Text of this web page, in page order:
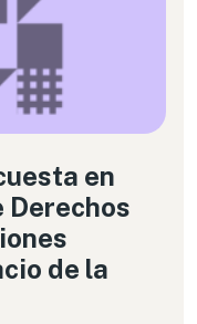
en
Derechos
de la